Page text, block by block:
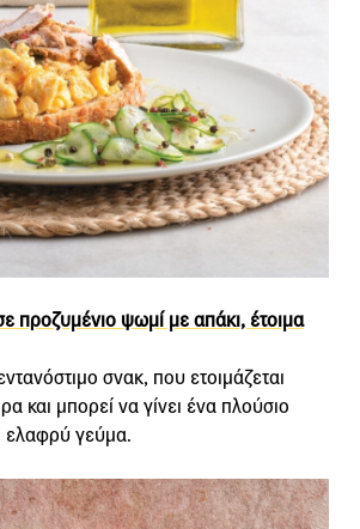
προζυμένιο ψωμί με απάκι, έτοιμα
σνακ, που ετοιμάζεται
και μπορεί να γίνει ένα πλούσιο
γεύμα.